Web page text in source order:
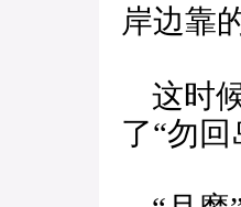
岸边靠
这时
了“勿